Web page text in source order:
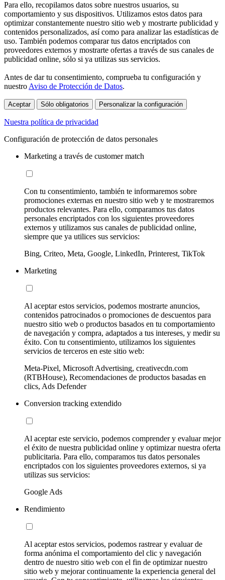
Para ello, recopilamos datos sobre nuestros usuarios, su
comportamiento y sus dispositivos. Utilizamos estos datos para
optimizar constantemente nuestro sitio web y mostrarte publicidad y
contenidos personalizados, así como para analizar las estadísticas de
uso. También podemos comparar tus datos encriptados con
proveedores externos y mostrarte ofertas a través de sus canales de
publicidad online, sólo si ya utilizas sus servicios.
Antes de dar tu consentimiento, comprueba tu configuración y
nuestro Aviso de Protección de Datos.
Aceptar Sólo obligatorios Personalizar la configuración
Nuestra política de privacidad
Configuración de protección de datos personales
Marketing a través de customer match
Con tu consentimiento, también te informaremos sobre
promociones externas en nuestro sitio web y te mostraremos
productos relevantes. Para ello, comparamos tus datos
personales encriptados con los siguientes proveedores
externos y utilizamos sus canales de publicidad online,
siempre que ya utilices sus servicios:
Bing, Criteo, Meta, Google, LinkedIn, Printerest, TikTok
Marketing
Al aceptar estos servicios, podemos mostrarte anuncios,
contenidos patrocinados o promociones de descuentos para
nuestro sitio web o productos basados en tu comportamiento
de navegación y compra, adaptados a tus intereses, y medir su
éxito. Con tu consentimiento, utilizamos los siguientes
servicios de terceros en este sitio web:
Meta-Pixel, Microsoft Advertising, creativecdn.com
(RTBHouse), Recomendaciones de productos basadas en
clics, Ads Defender
Conversion tracking extendido
Al aceptar este servicio, podemos comprender y evaluar mejor
el éxito de nuestra publicidad online y optimizar nuestra oferta
publicitaria. Para ello, comparamos tus datos personales
encriptados con los siguientes proveedores externos, si ya
utilizas sus servicios:
Google Ads
Rendimiento
Al aceptar estos servicios, podemos rastrear y evaluar de
forma anónima el comportamiento del clic y navegación
dentro de nuestro sitio web con el fin de optimizar nuestro
sitio web y mejorar continuamente la experiencia general del